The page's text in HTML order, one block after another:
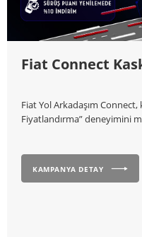
Fiat Connect
Fiat Yol Arkadaşım Connect,
Fiyatlandırma” deneyimini
KAMPANYA DETAY